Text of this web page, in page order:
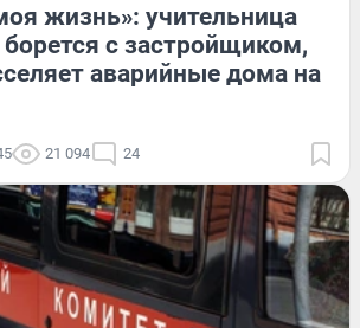
жизнь»: учительница
с застройщиком,
аварийные дома на
21 094 24